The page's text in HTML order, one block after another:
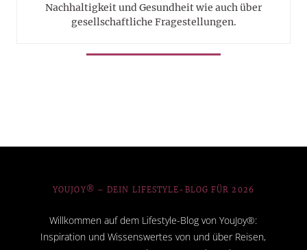
Nachhaltigkeit und Gesundheit wie auch über
gesellschaftliche Fragestellungen.
YOUJOY® – DEIN LIFESTYLE-BLOG FÜR 2026
Willkommen auf dem Lifestyle-Blog von YouJoy®:
Inspiration und Wissenswertes von und über Reisen,